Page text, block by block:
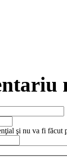
şi nu va fi făcut